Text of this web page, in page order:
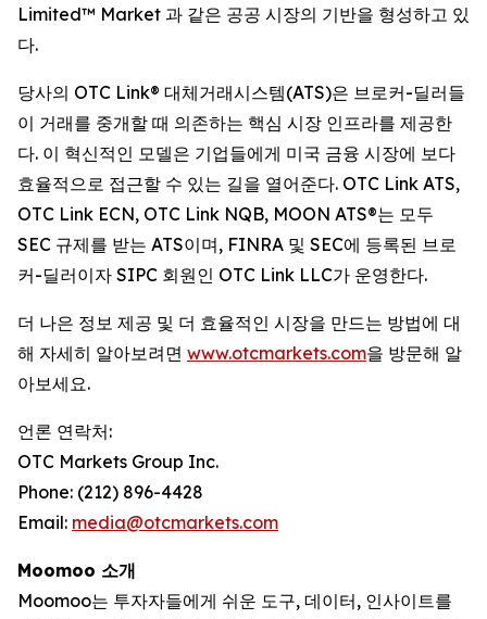
Limited™ Market 과 같은 공공 시장의 기반을 형성하고 있
다.
당사의 OTC Link® 대체거래시스템(ATS)은 브로커-딜러들
이 거래를 중개할 때 의존하는 핵심 시장 인프라를 제공한
다. 이 혁신적인 모델은 기업들에게 미국 금융 시장에 보다
효율적으로 접근할 수 있는 길을 열어준다. OTC Link ATS,
OTC Link ECN, OTC Link NQB, MOON ATS®는 모두
SEC 규제를 받는 ATS이며, FINRA 및 SEC에 등록된 브로
커-딜러이자 SIPC 회원인 OTC Link LLC가 운영한다.
더 나은 정보 제공 및 더 효율적인 시장을 만드는 방법에 대
해 자세히 알아보려면 www.otcmarkets.com을 방문해 알
아보세요.
언론 연락처:
OTC Markets Group Inc.
Phone: (212) 896-4428
Email: media@otcmarkets.com
Moomoo 소개
Moomoo는 투자자들에게 쉬운 도구, 데이터, 인사이트를